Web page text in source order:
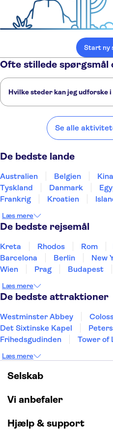
Start ny
Ofte stillede spørgsmål
Hvilke steder kan jeg udforske
Mazara del Vallo
Se alle
De bedste lande
Australien Belgien Kina
Tyskland
Danmark
Frankrig
Kroatien
Thailand
Tyrkiet
Læs mere
De bedste rejsemål
Kreta Rhodos Rom
Barcelona
Berlin New
Wien
Prag Budapest
Kiel
Helsingborg
Læs mere
De bedste attraktioner
Westminster Abbey
Det Sixtinske Kapel
Frihedsgudinden
Tower of
Burj Khalifa
Keukenhof
Elbphilharmonie
Harry Potter Studios
Læs mere
Selskab
Vi anbefaler
Hjælp & support